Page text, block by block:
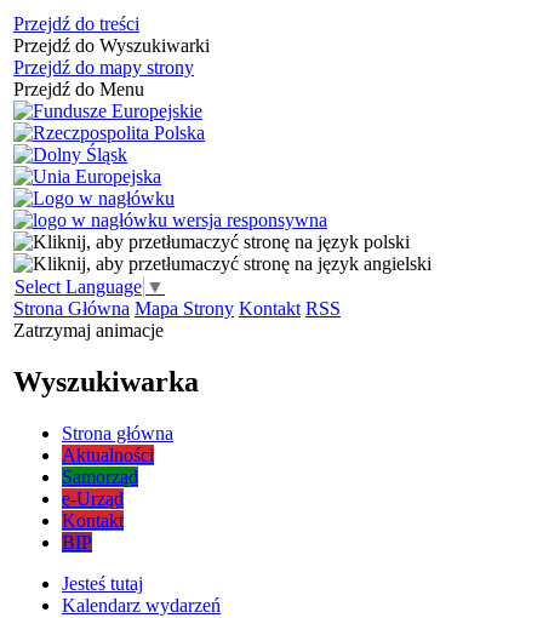
Przejdź do treści
Przejdź do Wyszukiwarki
Przejdź do mapy strony
Przejdź do Menu
Select Language ▼
Strona Główna Mapa Strony Kontakt RSS
Zatrzymaj animacje
Wyszukiwarka
Strona główna
Aktualności
Samorząd
e-Urząd
Kontakt
BIP
Jesteś tutaj
Kalendarz wydarzeń